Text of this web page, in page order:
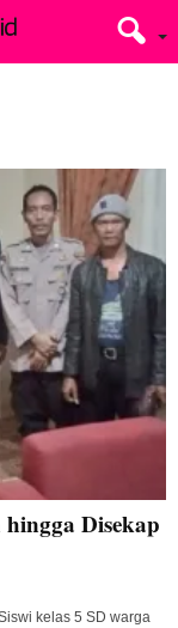
Disekap
kelas 5 SD warga